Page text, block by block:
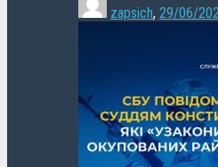
zapsich, 29/06/